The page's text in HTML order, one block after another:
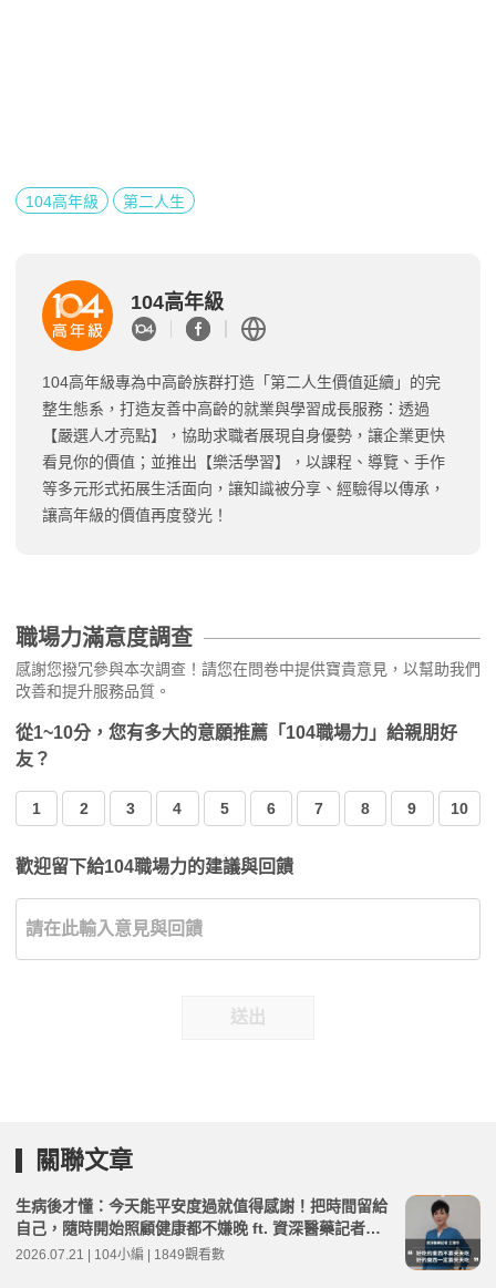
104高年級 第二人生
104高年級
104高年級專為中高齡族群打造「第二人生價值延續」的完
整生態系，打造友善中高齡的就業與學習成長服務：透過
【嚴選人才亮點】，協助求職者展現自身優勢，讓企業更快
看見你的價值；並推出【樂活學習】，以課程、導覽、手作
等多元形式拓展生活面向，讓知識被分享、經驗得以傳承，
讓高年級的價值再度發光！
職場力滿意度調查
感謝您撥冗參與本次調查！請您在問卷中提供寶貴意見，以幫助我們
改善和提升服務品質。
從1~10分，您有多大的意願推薦「104職場力」給親朋好
友？
1 2 3 4 5 6 7 8 9 10
歡迎留下給104職場力的建議與回饋
送出
關聯文章
生病後才懂：今天能平安度過就值得感謝！把時間留給
自己，隨時開始照顧健康都不嫌晚 ft. 資深醫藥記者王
瑞玲 | 高年級不打烊 x 用 AI 點亮第二人生 EP282
2026.07.21 | 104小編 | 1849觀看數